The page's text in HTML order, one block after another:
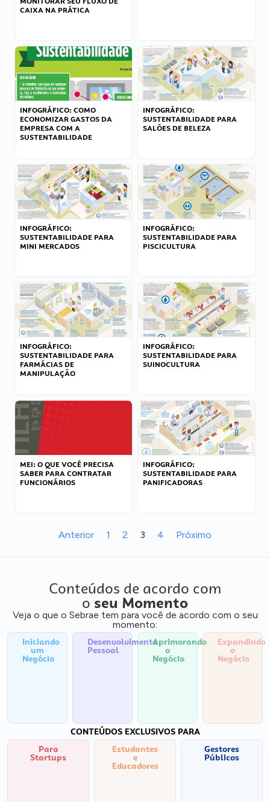
CAIXA NA PRÁTICA
INFOGRÁFICO: COMO
ECONOMIZAR GASTOS DA
EMPRESA COM A
SUSTENTABILIDADE
INFOGRÁFICO:
SUSTENTABILIDADE PARA
SALÕES DE BELEZA
INFOGRÁFICO:
SUSTENTABILIDADE PARA
MINI MERCADOS
INFOGRÁFICO:
SUSTENTABILIDADE PARA
PISCICULTURA
INFOGRÁFICO:
SUSTENTABILIDADE PARA
FARMÁCIAS DE
MANIPULAÇÃO
INFOGRÁFICO:
SUSTENTABILIDADE PARA
SUINOCULTURA
MEI: O QUE VOCÊ PRECISA
SABER PARA CONTRATAR
FUNCIONÁRIOS
INFOGRÁFICO:
SUSTENTABILIDADE PARA
PANIFICADORAS
Anterior 1 2 3 4 Próximo
Conteúdos de acordo com
o seu Momento
Veja o que o Sebrae tem para você de acordo com o seu
momento:
Iniciando
um
Negócio
Desenvolvimento
Pessoal
Aprimorando
o
Negócio
Expandindo
o
Negócio
CONTEÚDOS EXCLUSIVOS PARA
Para
Startups
Estudantes
e
Educadores
Gestores
Públicos